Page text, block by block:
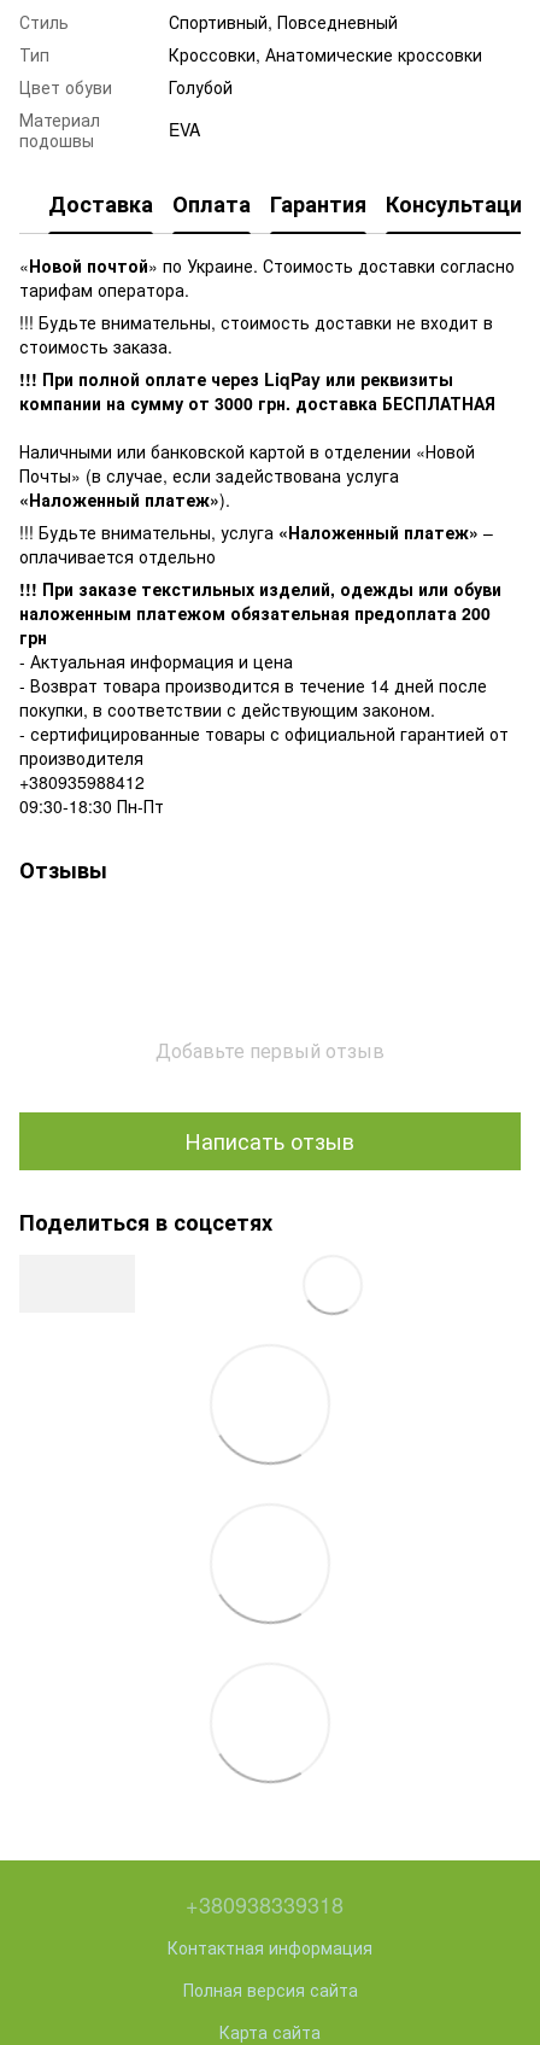
Стиль
Спортивный, Повседневный
Тип
Кроссовки, Анатомические кроссовки
Цвет обуви
Голубой
Материал
подошвы
EVA
Доставка Оплата Гарантия Консультация
«Новой почтой» по Украине. Стоимость доставки согласно
тарифам оператора.
!!! Будьте внимательны, стоимость доставки не входит в
стоимость заказа.
!!! При полной оплате через LiqPay или реквизиты
компании на сумму от 3000 грн. доставка БЕСПЛАТНАЯ
Наличными или банковской картой в отделении «Новой
Почты» (в случае, если задействована услуга
«Наложенный платеж»).
!!! Будьте внимательны, услуга «Наложенный платеж» –
оплачивается отдельно
!!! При заказе текстильных изделий, одежды или обуви
наложенным платежом обязательная предоплата 200
грн
- Актуальная информация и цена
- Возврат товара производится в течение 14 дней после
покупки, в соответствии с действующим законом.
- сертифицированные товары с официальной гарантией от
производителя
+380935988412
09:30-18:30 Пн-Пт
Отзывы
Добавьте первый отзыв
Написать отзыв
Поделиться в соцсетях
+380938339318
Контактная информация
Полная версия сайта
Карта сайта